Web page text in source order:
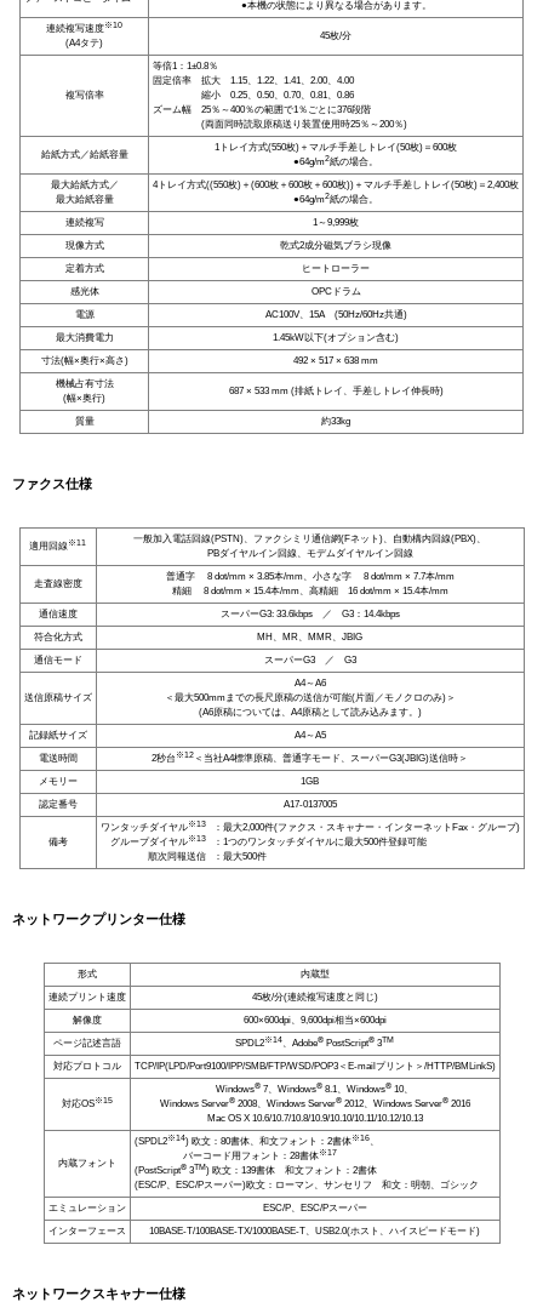
●本機の状態により異なる場合があります。
連続複写速度※10
(A4タテ)
45枚/分
複写倍率
等倍1：1±0.8％
固定倍率 拡大 1.15、1.22、1.41、2.00、4.00
縮小 0.25、0.50、0.70、0.81、0.86
ズーム幅 25％～400％の範囲で1％ごとに376段階
(両面同時読取原稿送り装置使用時25％～200％)
給紙方式／給紙容量
1トレイ方式(550枚)＋マルチ手差しトレイ(50枚)＝600枚
●64g/m2紙の場合。
最大給紙方式／
最大給紙容量
4トレイ方式((550枚)＋(600枚＋600枚＋600枚))＋マルチ手差しトレイ(50枚)＝2,400枚
●64g/m2紙の場合。
連続複写 1～9,999枚
現像方式 乾式2成分磁気ブラシ現像
定着方式 ヒートローラー
感光体 OPCドラム
電源 AC100V、15A (50Hz/60Hz共通)
最大消費電力 1.45kW以下(オプション含む)
寸法(幅×奥行×高さ) 492 × 517 × 638 mm
機械占有寸法
(幅×奥行)
687 × 533 mm (排紙トレイ、手差しトレイ伸長時)
質量 約33kg
ファクス仕様
適用回線 ※11
一般加入電話回線(PSTN)、ファクシミリ通信網(Fネット)、自動構内回線(PBX)、
PBダイヤルイン回線、モデムダイヤルイン回線
走査線密度
普通字 8 dot/mm × 3.85本/mm、小さな字 8 dot/mm × 7.7本/mm
精細 8 dot/mm × 15.4本/mm、高精細 16 dot/mm × 15.4本/mm
通信速度 スーパーG3: 33.6kbps ／ G3：14.4kbps
符合化方式 MH、MR、MMR、JBIG
通信モード スーパーG3 ／ G3
送信原稿サイズ
A4～A6
＜最大500mmまでの長尺原稿の送信が可能(片面／モノクロのみ)＞
(A6原稿については、A4原稿として読み込みます。)
記録紙サイズ A4～A5
電送時間 2秒台 ※12 ＜当社A4標準原稿、普通字モード、スーパーG3(JBIG)送信時＞
メモリー 1GB
認定番号 A17-0137005
備考
ワンタッチダイヤル ※13
グループダイヤル ※13
順次同報送信
：最大2,000件(ファクス・スキャナー・インターネットFax・グループ)
：1つのワンタッチダイヤルに最大500件登録可能
：最大500件
ネットワークプリンター仕様
形式 内蔵型
連続プリント速度 45枚/分(連続複写速度と同じ)
解像度 600×600dpi、9,600dpi相当×600dpi
ページ記述言語 SPDL2※14、Adobe® PostScript® 3TM
対応プロトコル TCP/IP(LPD/Port9100/IPP/SMB/FTP/WSD/POP3＜E-mailプリント＞/HTTP/BMLinkS)
対応OS※15
Windows® 7、Windows® 8.1、Windows® 10、
Windows Server® 2008、Windows Server® 2012、Windows Server® 2016
Mac OS X 10.6/10.7/10.8/10.9/10.10/10.11/10.12/10.13
内蔵フォント
(SPDL2※14) 欧文：80書体、和文フォント：2書体※16、
バーコード用フォント：28書体※17
(PostScript® 3TM) 欧文：139書体 和文フォント：2書体
(ESC/P、ESC/Pスーパー)欧文：ローマン、サンセリフ 和文：明朝、ゴシック
エミュレーション ESC/P、ESC/Pスーパー
インターフェース 10BASE-T/100BASE-TX/1000BASE-T、USB2.0(ホスト、ハイスピードモード)
ネットワークスキャナー仕様